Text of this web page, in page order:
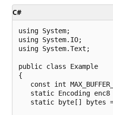
C#
using System;
using System.IO;
using System.Text;
public class Example
{
const int
static Encoding enc8
static byte[] bytes